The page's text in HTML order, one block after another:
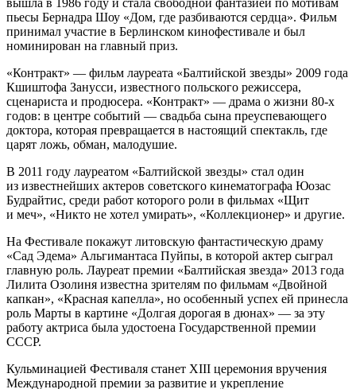
вышла в 1986 году и стала свободной фантазией по мотивам
пьесы Бернадра Шоу «Дом, где разбиваются сердца». Фильм
принимал участие в Берлинском кинофестивале и был
номинирован на главный приз.
«Контракт» — фильм лауреата «Балтийской звезды» 2009 года
Кшиштофа Занусси, известного польского режиссера,
сценариста и продюсера. «Контракт» — драма о жизни 80-х
годов: в центре событий — свадьба сына преуспевающего
доктора, которая превращается в настоящий спектакль, где
царят ложь, обман, малодушие.
В 2011 году лауреатом «Балтийской звезды» стал один
из известнейших актеров советского кинематографа Юозас
Будрайтис, среди работ которого роли в фильмах «Щит
и меч», «Никто не хотел умирать», «Коллекционер» и другие.
На Фестивале покажут литовскую фантастическую драму
«Сад Эдема» Альгимантаса Пуйпы, в которой актер сыграл
главную роль. Лауреат премии «Балтийская звезда» 2013 года
Лилита Озолиня известна зрителям по фильмам «Двойной
капкан», «Красная капелла», но особенный успех ей принесла
роль Марты в картине «Долгая дорогая в дюнах» — за эту
работу актриса была удостоена Государственной премии
СССР.
Кульминацией Фестиваля станет XIII церемония вручения
Международной премии за развитие и укрепление